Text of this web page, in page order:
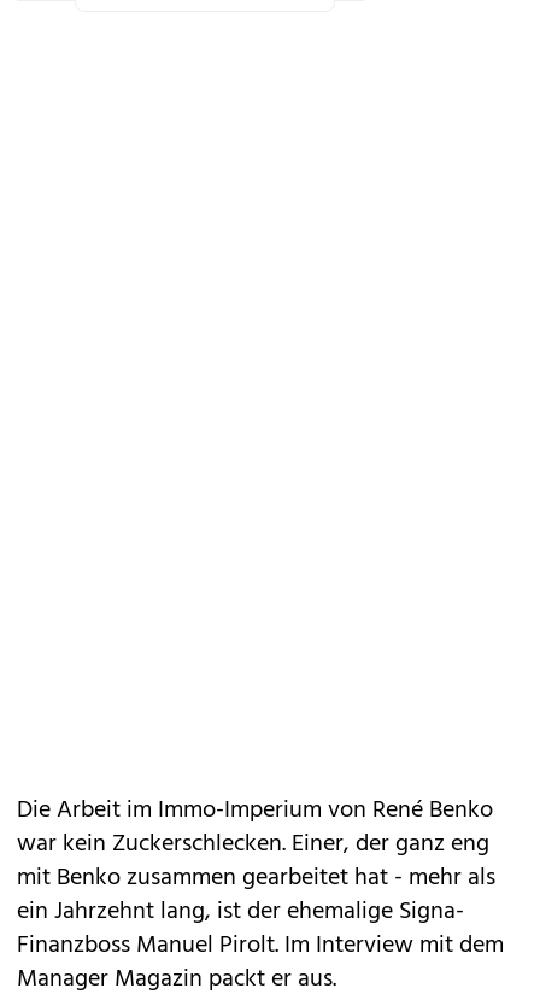
Die Arbeit im Immo-Imperium von René Benko
war kein Zuckerschlecken. Einer, der ganz eng
mit Benko zusammen gearbeitet hat - mehr als
ein Jahrzehnt lang, ist der ehemalige Signa-
Finanzboss Manuel Pirolt. Im Interview mit dem
Manager Magazin packt er aus.